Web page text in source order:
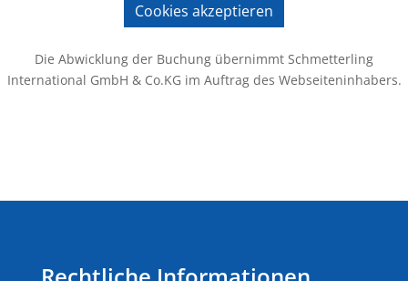
Cookies akzeptieren
Die Abwicklung der Buchung übernimmt Schmetterling
International GmbH & Co.KG im Auftrag des Webseiteninhabers.